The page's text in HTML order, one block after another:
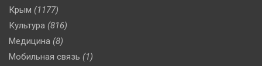
Крым (1177)
Культура (816)
Медицина (8)
Мобильная связь (1)